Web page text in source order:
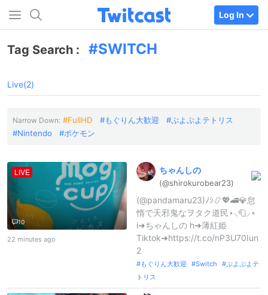
Log In
Tag Search : SWITCH
Live(2)
Narrow Down: FullHD もぐりん大歓迎
ぷよぷよテトリス
Nintendo
ポケモン
LIVE
10
22 minutes ago
ちゃんしの
(@shirokurobear23)
(@pandamaru23)ﾉｼ📿💖🚄💎怠
惰で天邪鬼なヲタク道民⋆⸜🧻⸝‍⋆
i➜ちゃんしの h➜薄紅姫
Tiktok➜https://t.co/nP3U70Iun
2
もぐりん大歓迎 Switch
ぷよぷよテ
トリス